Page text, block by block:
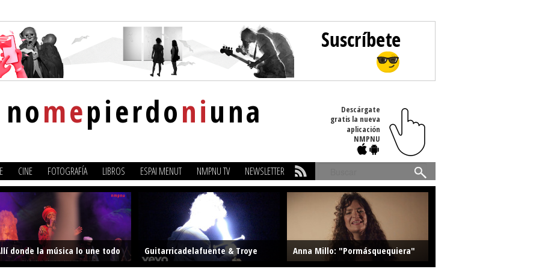
nomepierdoniuna
Descárgate
gratis la nueva
aplicación
NMPNU
CINE FOTOGRAFÍA LIBROS ESPAI MENUT NMPNU TV NEWSLETTER
Buscar
donde la música lo une todo
Guitarricadelafuente & Troye
Anna Millo: "Pormásquequiera"